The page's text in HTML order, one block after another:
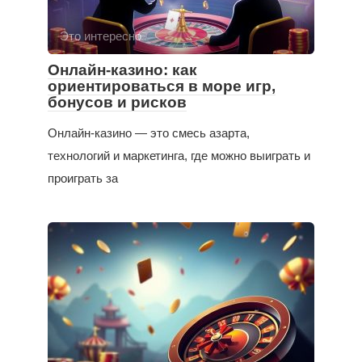
Это интересно
Онлайн-казино: как
ориентироваться в море игр,
бонусов и рисков
Онлайн-казино — это смесь азарта,
технологий и маркетинга, где можно выиграть и
проиграть за